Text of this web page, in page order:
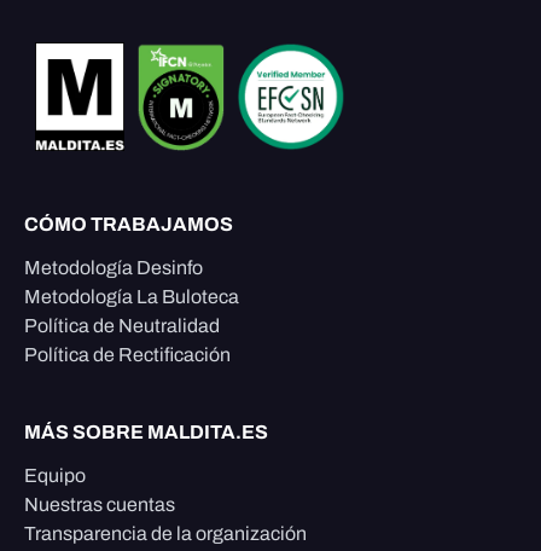
CÓMO TRABAJAMOS
Metodología Desinfo
Metodología La Buloteca
Política de Neutralidad
Política de Rectificación
MÁS SOBRE MALDITA.ES
Equipo
Nuestras cuentas
Transparencia de la organización